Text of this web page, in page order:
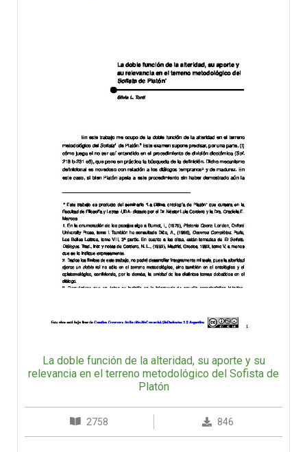
La doble función de la alteridad, su aporte y su
relevancia en el terreno metodológico del Sofista de
Platón
2758 846